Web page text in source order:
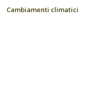
Cambiamenti climatici